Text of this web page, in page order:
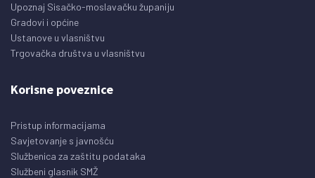
Upoznaj Sisačko-moslavačku županiju
Gradovi i općine
Ustanove u vlasništvu
Trgovačka društva u vlasništvu
Korisne poveznice
Pristup informacijama
Savjetovanje s javnošću
Službenica za zaštitu podataka
Službeni glasnik SMŽ